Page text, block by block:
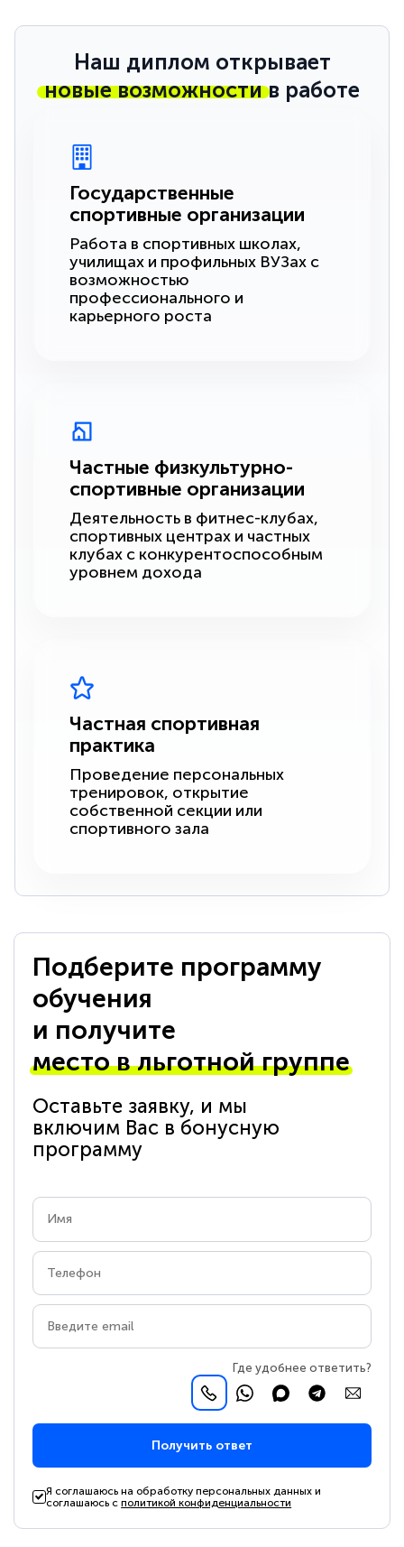
Наш диплом открывает
новые возможностив работе
Государственные
спортивные организации
Работа в спортивных школах,
училищах и профильных ВУЗах с
возможностью
профессионального и
карьерного роста
Частные физкультурно-
спортивные организации
Деятельность в фитнес-клубах,
спортивных центрах и частных
клубах с конкурентоспособным
уровнем дохода
Частная спортивная
практика
Проведение персональных
тренировок, открытие
собственной секции или
спортивного зала
Подберите программу
обучения
и получите
место в льготной группе
Оставьте заявку, и мы
включим Вас в бонусную
программу
Где удобнее ответить?
Получить ответ
Я соглашаюсь на обработку персональных данных и
соглашаюсь сполитикой конфиденциальности